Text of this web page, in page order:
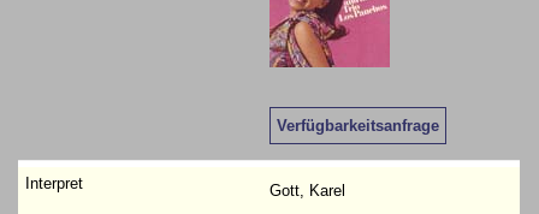
Verfügbarkeitsanfrage
Gott, Karel